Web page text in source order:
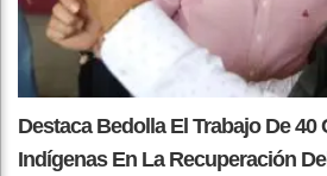
Destaca Bedolla El Trabajo De
Indígenas En La Recuperación